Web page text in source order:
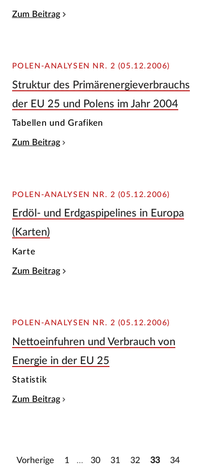
Zum Beitrag
POLEN-ANALYSEN NR. 2 (05.12.2006)
Struktur des Primärenergieverbrauchs
der EU 25 und Polens im Jahr 2004
Tabellen und Grafiken
Zum Beitrag
POLEN-ANALYSEN NR. 2 (05.12.2006)
Erdöl- und Erdgaspipelines in Europa
(Karten)
Karte
Zum Beitrag
POLEN-ANALYSEN NR. 2 (05.12.2006)
Nettoeinfuhren und Verbrauch von
Energie in der EU 25
Statistik
Zum Beitrag
Vorherige 1 … 30 31 32 33
34